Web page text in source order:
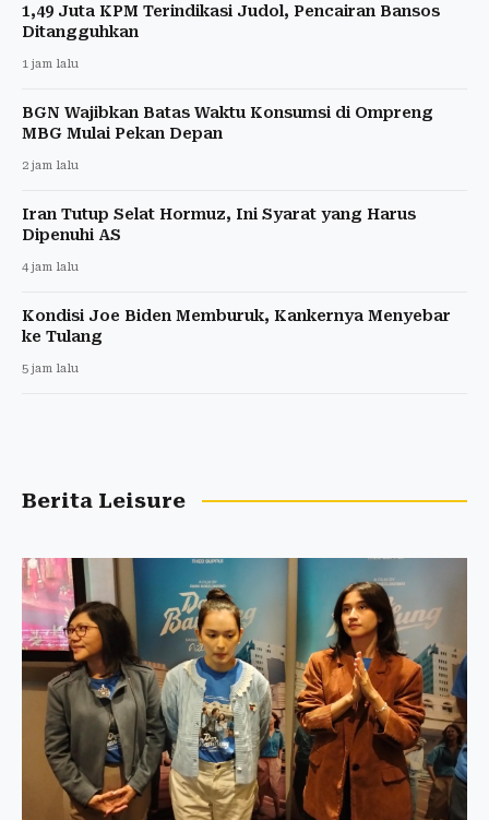
1,49 Juta KPM Terindikasi Judol, Pencairan Bansos
Ditangguhkan
1 jam lalu
BGN Wajibkan Batas Waktu Konsumsi di Ompreng
MBG Mulai Pekan Depan
2 jam lalu
Iran Tutup Selat Hormuz, Ini Syarat yang Harus
Dipenuhi AS
4 jam lalu
Kondisi Joe Biden Memburuk, Kankernya Menyebar
ke Tulang
5 jam lalu
Berita Leisure